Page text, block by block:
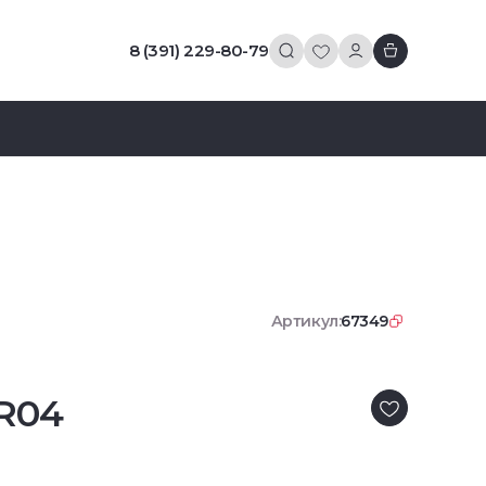
8 (391) 229-80-79
Артикул:67349